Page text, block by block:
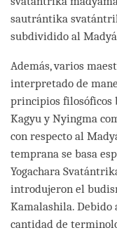
sautrántika
subdividido al
Además, varios
interpretado de
principios filosóficos
Kagyu y Nyingma
con respecto al
temprana se basa
Yogachara
introdujeron el
Kamalashila. Debido
cantidad de